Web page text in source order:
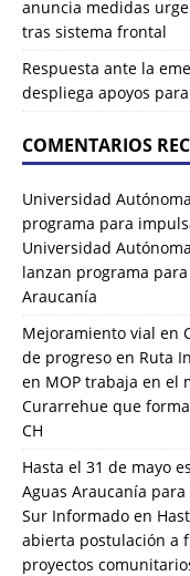
anuncia medidas
tras sistema frontal
Respuesta ante la
despliega apoyos
COMENTARIOS
Universidad
programa para
Universidad
lanzan programa
Araucanía
Mejoramiento vial en
de progreso en Ruta
en MOP trabaja en el
Curarrehue que
CH
Hasta el 31 de mayo
Aguas Araucanía
Sur Informado en
abierta postulación a
proyectos